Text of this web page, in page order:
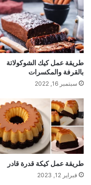
طريقة عمل كيك الشوكولاتة
بالقرفة والمكسرات
سبتمبر 16, 2022
طريقة عمل كيكة قدرة قادر
فبراير 12, 2023